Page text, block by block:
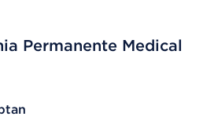
Permanente Medical
se aceptan